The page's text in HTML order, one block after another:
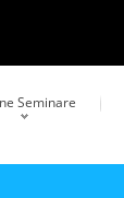
Seminare